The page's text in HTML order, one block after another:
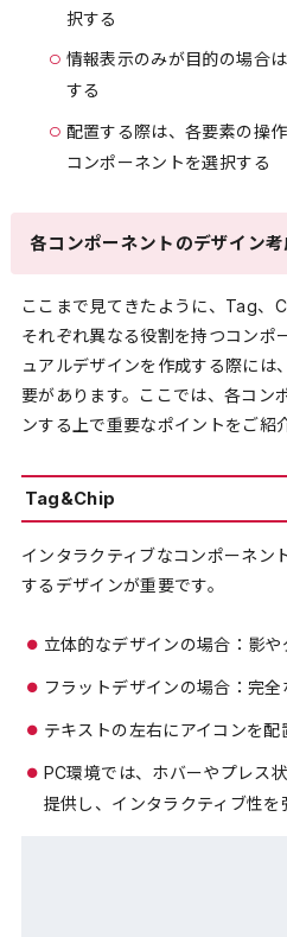
択する
情報表示のみが目的の場合
する
配置する際は、各要素の操
コンポーネントを選択する
各コンポーネントのデザイン
ここまで見てきたように、Tag、
それぞれ異なる役割を持つコンポ
ュアルデザインを作成する際には
要があります。ここでは、各コン
ンする上で重要なポイントをご紹
Tag&Chip
インタラクティブなコンポーネン
するデザインが重要です。
立体的なデザインの場合：影
フラットデザインの場合：完
テキストの左右にアイコンを配
PC環境では、ホバーやプレス
提供し、インタラクティブ性を